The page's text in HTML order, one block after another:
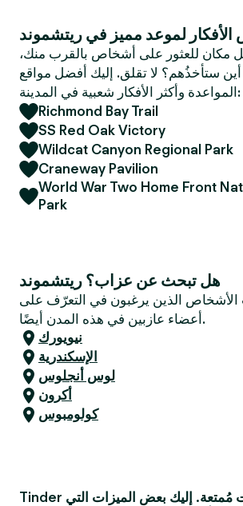
d
e
r
مكان للعثور على أشخاص بالقرب منك،
ستأخذُهم؟ لا تقلق. إليك أفضل مواقع
المواعدة وأكثر الأفكار شعبية في المدينة:
Richmond Bay Trail
SS Red Oak Victory
Wildcat Canyon Regional Park
Craneway Pavilion
World War Two Home Front
Park
هل تبحث عن عزاب؟ ريتشموند
الأشخاص الذين يرغبون في التعرّف على
أعضاء عازبين في هذه المدن أيضًا.
نيويورك
الإسكندرية
لوس أنجلوس
أكرون
كولومبوس
Tinder مليء بميزات مُمتعة. إليك بعض الميزات التي